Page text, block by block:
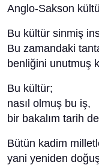
Anglo-Sakson
Bu kültür sinmiş
Bu zamandaki
benliğini unutmuş
Bu kültür;
nasıl olmuş bu iş,
bir bakalım tarih
Bütün kadim
yani yeniden